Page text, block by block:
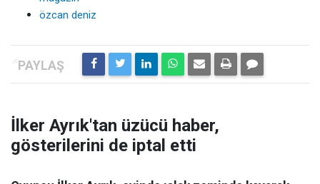
özcan deniz
İlker Ayrık'tan üzücü haber,
gösterilerini de iptal etti